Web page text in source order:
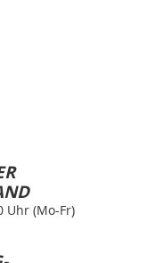
Uhr (Mo-Fr)